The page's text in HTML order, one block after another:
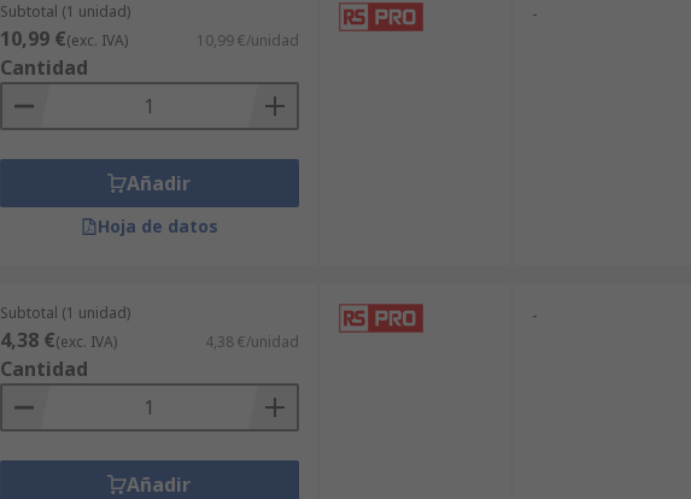
Subtotal (1 unidad)
10,99 €(exc. IVA) 10,99 €/unidad
Cantidad
Añadir
Hoja de datos
-
Subtotal (1 unidad)
4,38 €(exc. IVA) 4,38 €/unidad
Cantidad
Añadir
-